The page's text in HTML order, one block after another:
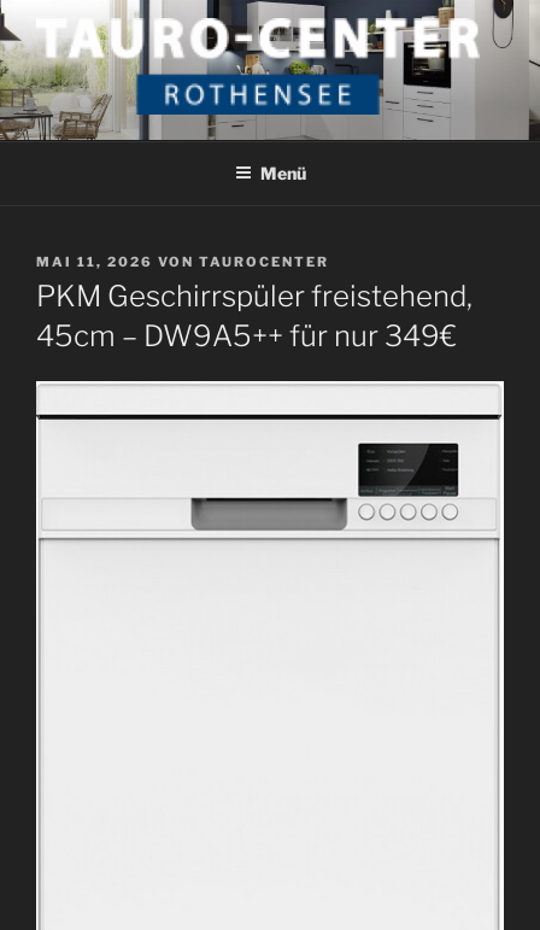
Zum
Inhalt
springen
TAURO CENTER ROTHENSEE
Das etwas andere Küchenstudio
Menü
VERÖFFENTLICHT
AM
MAI 11, 2026 VON TAUROCENTER
PKM Geschirrspüler freistehend,
45cm – DW9A5++ für nur 349€